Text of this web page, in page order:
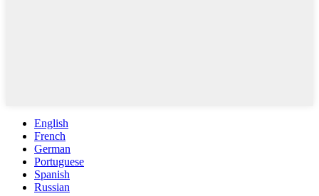
English
French
German
Portuguese
Spanish
Russian